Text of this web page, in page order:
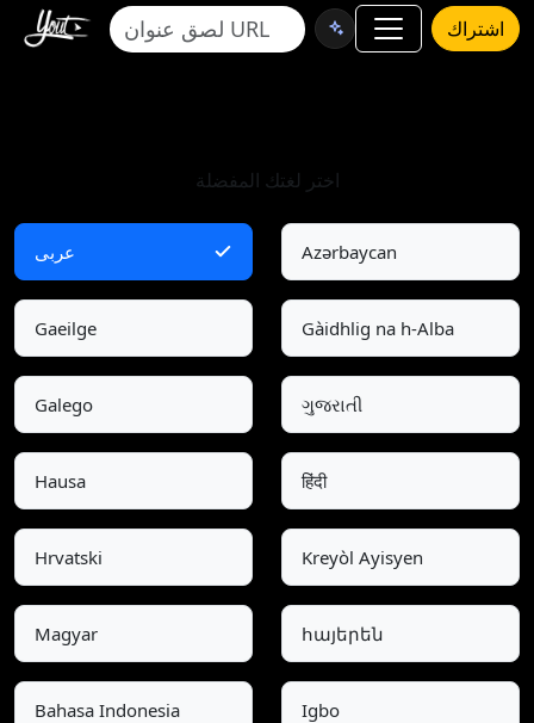
اشتراك
اختر لغتك المفضلة
عربى Azərbaycan
Gaeilge Gàidhlig na h-Alba
Galego ગુજરાતી
Hausa हिंदी
Hrvatski Kreyòl Ayisyen
Magyar հայերեն
Bahasa Indonesia Igbo